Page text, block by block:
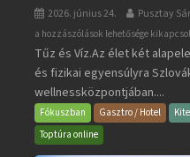
2026. június 24. Pusztay
Aquacity
Poprad
·
Wellness
és
Gyógyfürdő
a hozzászólások lehetősége
Tűz és Víz.Az élet két
és fizikai egyensúlyra
wellnessközpontjában....
Fókuszban Gasztro / Hotel
Toptúra online